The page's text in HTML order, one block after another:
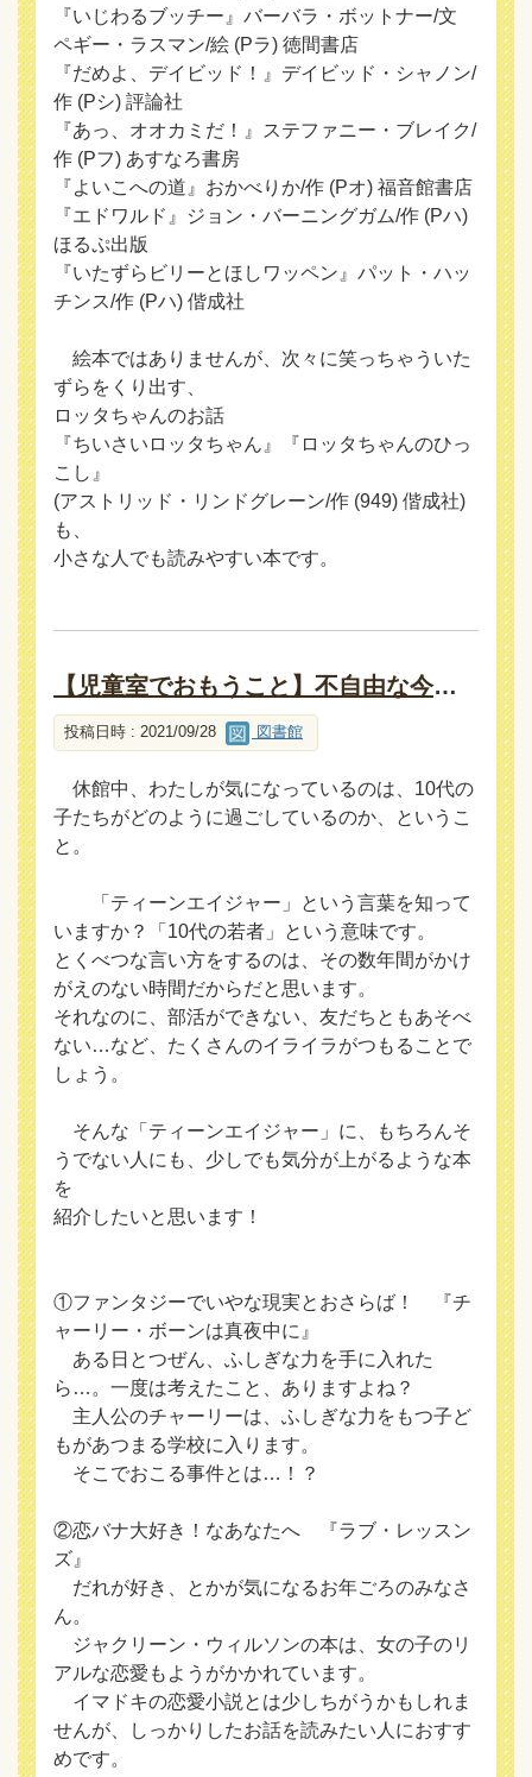
『いじわるブッチー』バーバラ・ボットナー/文
ペギー・ラスマン/絵 (Pラ) 徳間書店
『だめよ、デイビッド！』デイビッド・シャノン/
作 (Pシ) 評論社
『あっ、オオカミだ！』ステファニー・ブレイク/
作 (Pフ) あすなろ書房
『よいこへの道』おかべりか/作 (Pオ) 福音館書店
『エドワルド』ジョン・バーニングガム/作 (Pハ)
ほるぷ出版
『いたずらビリーとほしワッペン』パット・ハッ
チンス/作 (Pハ) 偕成社
絵本ではありませんが、次々に笑っちゃういた
ずらをくり出す、
ロッタちゃんのお話
『ちいさいロッタちゃん』『ロッタちゃんのひっ
こし』
(アストリッド・リンドグレーン/作 (949) 偕成社)
も、
小さな人でも読みやすい本です。
【児童室でおもうこと】不自由な今だからこそ
投稿日時 : 2021/09/28 図書館
休館中、わたしが気になっているのは、10代の
子たちがどのように過ごしているのか、というこ
と。
「ティーンエイジャー」という言葉を知って
いますか？「10代の若者」という意味です。
とくべつな言い方をするのは、その数年間がかけ
がえのない時間だからだと思います。
それなのに、部活ができない、友だちともあそべ
ない…など、たくさんのイライラがつもることで
しょう。
そんな「ティーンエイジャー」に、もちろんそ
うでない人にも、少しでも気分が上がるような本
を
紹介したいと思います！
①ファンタジーでいやな現実とおさらば！ 『チ
ャーリー・ボーンは真夜中に』
ある日とつぜん、ふしぎな力を手に入れた
ら…。一度は考えたこと、ありますよね？
主人公のチャーリーは、ふしぎな力をもつ子ど
もがあつまる学校に入ります。
そこでおこる事件とは…！？
②恋バナ大好き！なあなたへ 『ラブ・レッスン
ズ』
だれが好き、とかが気になるお年ごろのみなさ
ん。
ジャクリーン・ウィルソンの本は、女の子のリ
アルな恋愛もようがかかれています。
イマドキの恋愛小説とは少しちがうかもしれま
せんが、しっかりしたお話を読みたい人におすす
めです。